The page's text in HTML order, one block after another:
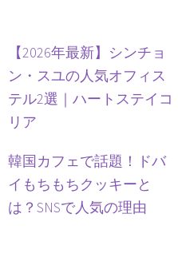
【2026年最新】シンチョ
ン・スユの人気オフィス
テル2選｜ハートステイコ
リア
韓国カフェで話題！ドバ
イもちもちクッキーと
は？SNSで人気の理由